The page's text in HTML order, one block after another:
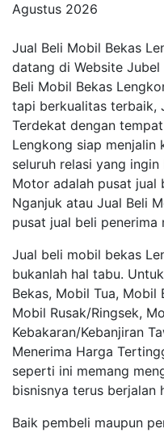
Agustus 2026
Jual Beli Mobil Bekas
datang di Website Jubel
Beli Mobil Bekas
tapi berkualitas terbaik,
Terdekat dengan
Lengkong siap menjalin
seluruh relasi yang
Motor adalah pusat jual
Nganjuk atau Jual Beli
pusat jual beli
Jual beli mobil bekas
bukanlah hal tabu.
Bekas, Mobil Tua, Mobil
Mobil Rusak/Ringsek,
Kebakaran/Kebanjiran
Menerima Harga
seperti ini memang
bisnisnya terus berjalan
Baik pembeli maupun